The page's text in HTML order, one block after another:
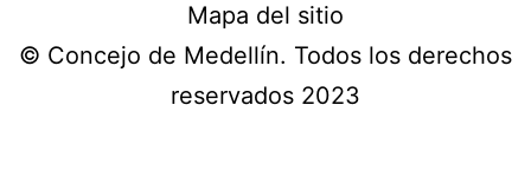
Mapa del sitio
© Concejo de Medellín. Todos los derechos
reservados 2023